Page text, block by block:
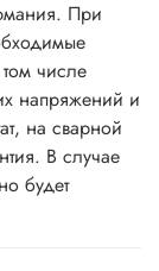
При
числе
напряжений и
на сварной
В случае
будет